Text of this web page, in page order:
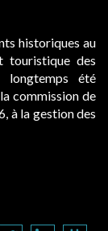
: le juge
bains de
beau sujet
lieu au
Saisies par des